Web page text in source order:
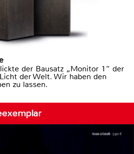
der Bausatz „Monitor 1“ der
der Welt. Wir haben den
zu lassen.